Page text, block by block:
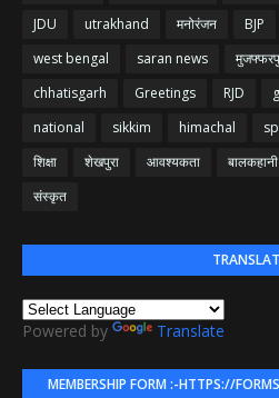
JDU
utrakhand मनोरंजन BJP
west bengal
saran news
chhatisgarh
Greetings RJD
national
sikkim himachal
शिक्षा
शेखपुरा आवश्यकता बालकहानी
संस्कृत
Powered by Translate
MEMBERSHIP FORM :-HTTPS://